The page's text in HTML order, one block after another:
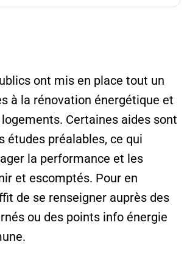
ont mis en place tout un
à la rénovation énergétique et
Certaines aides sont
études préalables, ce qui
la performance et les
et escomptés. Pour en
de se renseigner auprès des
ou des points info énergie